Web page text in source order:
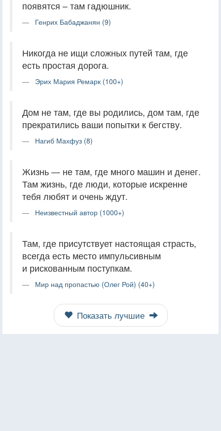
появятся – там гадюшник.
Генрих Бабаджанян (9)
Никогда не ищи сложных путей там, где
есть простая дорога.
Эрих Мария Ремарк (100+)
Дом не там, где вы родились, дом там, где
прекратились ваши попытки к бегству.
Нагиб Махфуз (8)
Жизнь — не там, где много машин и денег.
Там жизнь, где люди, которые искренне
тебя любят и очень ждут.
Неизвестный автор (1000+)
Там, где присутствует настоящая страсть,
всегда есть место импульсивным
и рискованным поступкам.
Мир над пропастью (Олег Рой) (40+)
Показать лучшие